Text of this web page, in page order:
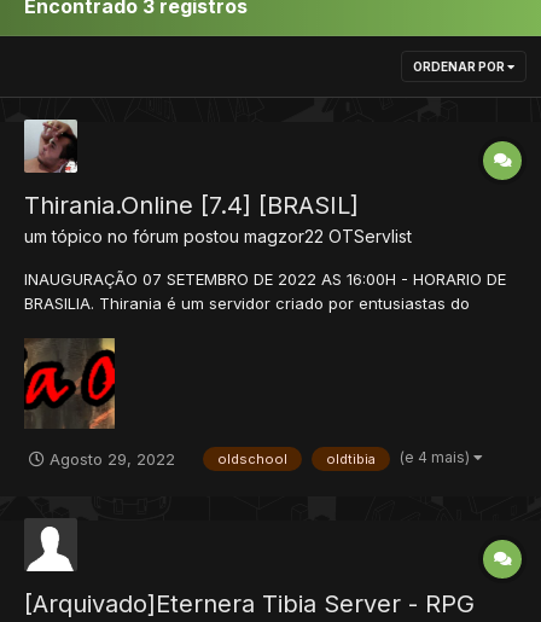
Encontrado 3 registros
ORDENAR POR
Thirania.Online [7.4] [BRASIL]
um tópico no fórum postou magzor22 OTServlist
INAUGURAÇÃO 07 SETEMBRO DE 2022 AS 16:00H - HORARIO DE
BRASILIA. Thirania é um servidor criado por entusiastas do
a 2004. Para os dias em que a satisfação de subir de nível era
avassaladora e a morte era tão dolorosa que...
Agosto 29, 2022 oldschool oldtibia (e 4 mais)
[Arquivado]Eternera Tibia Server - RPG